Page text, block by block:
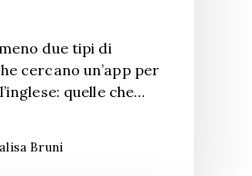
due tipi di
cercano un’app per
quelle che…
Bruni